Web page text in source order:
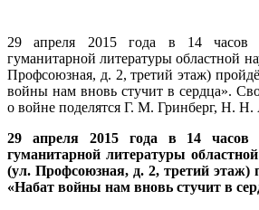
29 апреля 2015 года в 14
гуманитарной литературы областной
Профсоюзная, д. 2, третий этаж)
войны нам вновь стучит в сердца».
о войне поделятся Г. М. Гринберг, Н.
29 апреля 2015 года в 14 часов
гуманитарной литературы
(ул. Профсоюзная, д. 2, третий этаж)
«Набат войны нам вновь стучит в